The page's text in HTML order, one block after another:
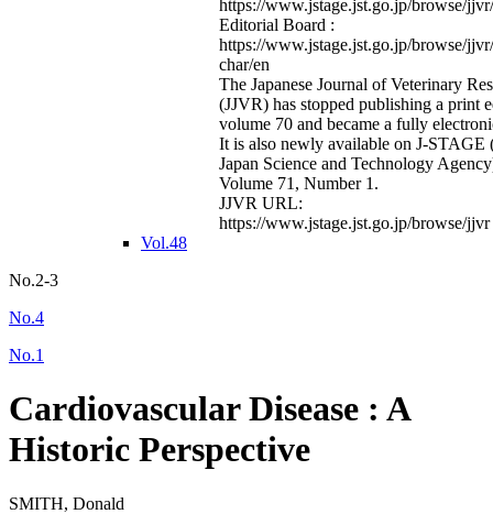
https://www.jstage.jst.go.jp/browse/
Editorial Board :
https://www.jstage.jst.go.jp/browse/
char/en
The Japanese Journal of Veterinary
(JJVR) has stopped publishing a print
volume 70 and became a fully
It is also newly available on J-STAGE
Japan Science and Technology
Volume 71, Number 1.
JJVR URL:
https://www.jstage.jst.go.jp/browse/jjvr
Vol.48
No.2-3
No.4
No.1
Cardiovascular Disease : A
Historic Perspective
SMITH, Donald